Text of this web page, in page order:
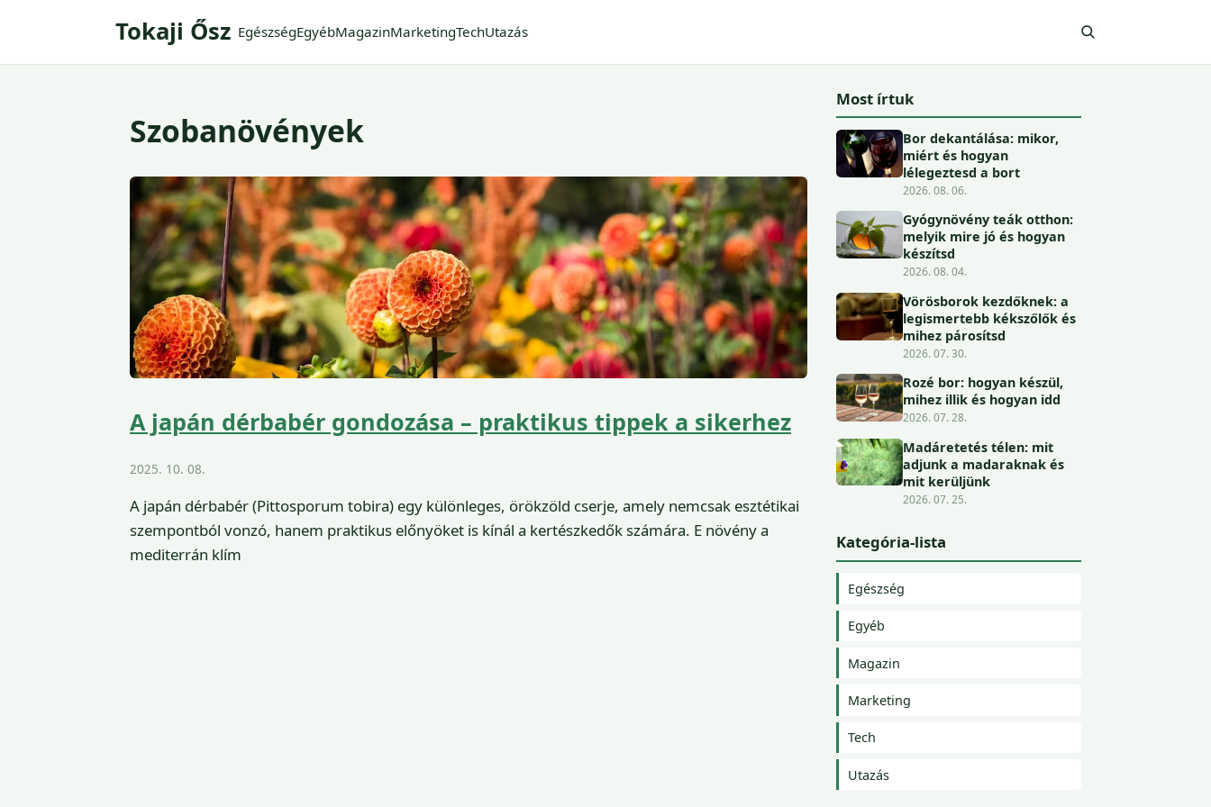
Tokaji Ősz EgészségEgyébMagazinMarketingTechUtazás
Szobanövények
A japán dérbabér gondozása – praktikus tippek a sikerhez
2025. 10. 08.
A japán dérbabér (Pittosporum tobira) egy különleges, örökzöld cserje, amely nemcsak esztétikai
szempontból vonzó, hanem praktikus előnyöket is kínál a kertészkedők számára. E növény a
mediterrán klím
Most írtuk
Bor dekantálása: mikor,
miért és hogyan
lélegeztesd a bort
2026. 08. 06.
Gyógynövény teák otthon:
melyik mire jó és hogyan
készítsd
2026. 08. 04.
Vörösborok kezdőknek: a
legismertebb kékszőlők és
mihez párosítsd
2026. 07. 30.
Rozé bor: hogyan készül,
mihez illik és hogyan idd
2026. 07. 28.
Madáretetés télen: mit
adjunk a madaraknak és
mit kerüljünk
2026. 07. 25.
Kategória-lista
Egészség
Egyéb
Magazin
Marketing
Tech
Utazás